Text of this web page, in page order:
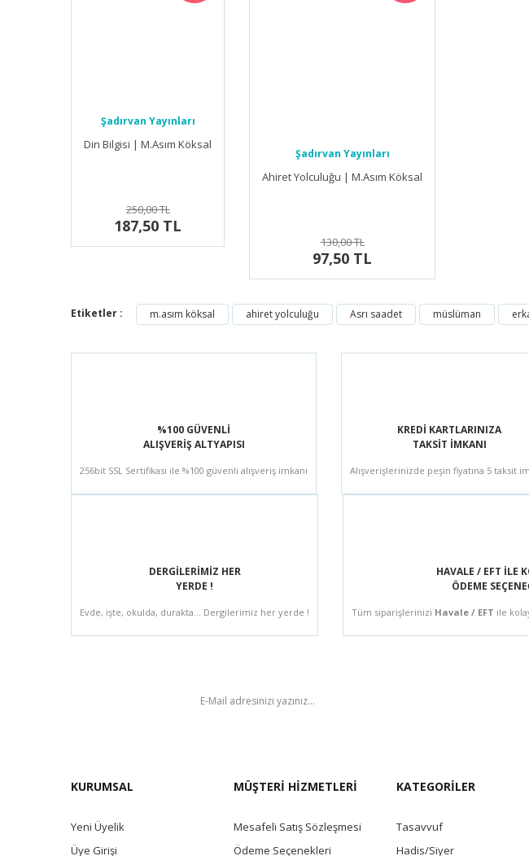
Şadırvan Yayınları
Din Bilgisi | M.Asım Köksal
250,00 TL
187,50 TL
Şadırvan Yayınları
Ahiret Yolculuğu | M.Asım Köksal
130,00 TL
97,50 TL
Etiketler : m.asım köksal ahiret yolculuğu Asrı saadet müslüman
%100 GÜVENLİ
ALIŞVERİŞ ALTYAPISI
256bit SSL Sertifikası ile %100 güvenli alışveriş imkanı
KREDİ KARTLARINIZA
TAKSİT İMKANI
Alışverişlerinizde peşin fiyatına 5 taksit
DERGİLERİMİZ HER
YERDE !
Evde, işte, okulda, durakta... Dergilerimiz her yerde !
HAVALE / EFT İLE
ÖDEME
Tüm siparişlerinizi Havale / EFT ile
KURUMSAL
Yeni Üyelik
Üye Girişi
MÜŞTERİ HİZMETLERİ
Mesafeli Satış Sözleşmesi
Ödeme Seçenekleri
KATEGORİLER
Tasavvuf
Hadis/Siyer